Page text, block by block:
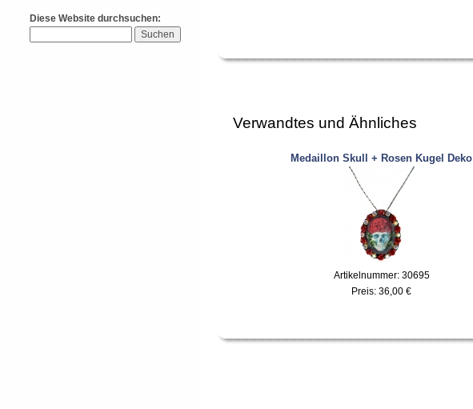
Diese Website durchsuchen:
Verwandtes und Ähnliches
Medaillon Skull + Rosen Kugel Deko
Artikelnummer: 30695
Preis: 36,00 €